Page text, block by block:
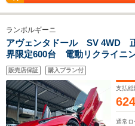
ランボルギーニ
アヴェンタドール SV 4WD
界限定600台 電動リクライニ
ッケージ ディーラー点検記録
ー 新車取説 保証書 スペアキ
販売店保証 購入プラン付
支払総
通常ロ